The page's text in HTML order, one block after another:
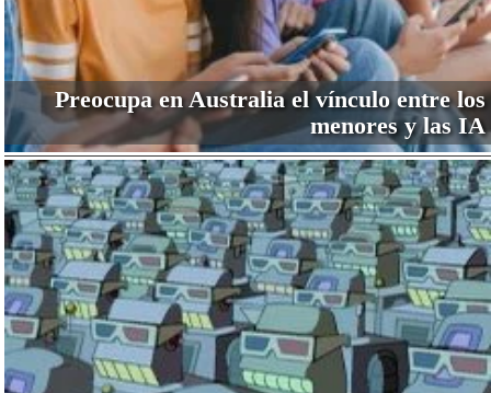
Preocupa en Australia el vínculo entre los
menores y las IA